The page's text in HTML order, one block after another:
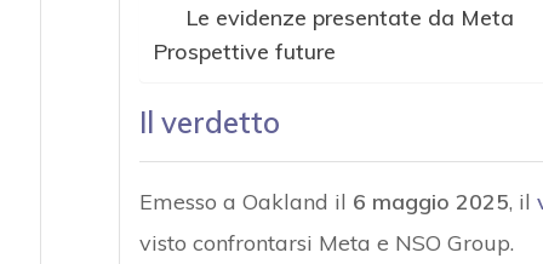
Le evidenze presentate da Meta
Prospettive future
Il verdetto
Emesso a Oakland il 6 maggio 2025, il
visto confrontarsi Meta e NSO Group.